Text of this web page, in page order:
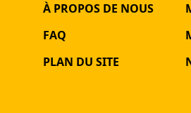
À PROPOS DE NOUS
FAQ
PLAN DU SITE